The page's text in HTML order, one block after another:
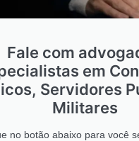
Fale com
em
Servidores
Militares
no botão abaixo para você